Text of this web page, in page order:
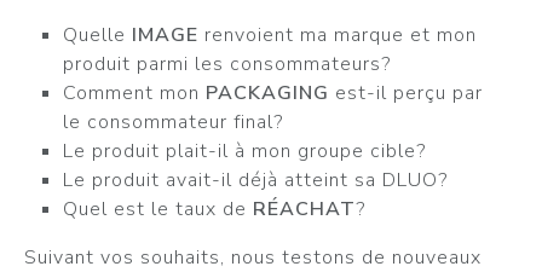
Quelle IMAGE renvoient ma marque et mon
produit parmi les consommateurs?
Comment mon PACKAGING est-il perçu par
le consommateur final?
Le produit plait-il à mon groupe cible?
Le produit avait-il déjà atteint sa DLUO?
Quel est le taux de RÉACHAT?
Suivant vos souhaits, nous testons de nouveaux